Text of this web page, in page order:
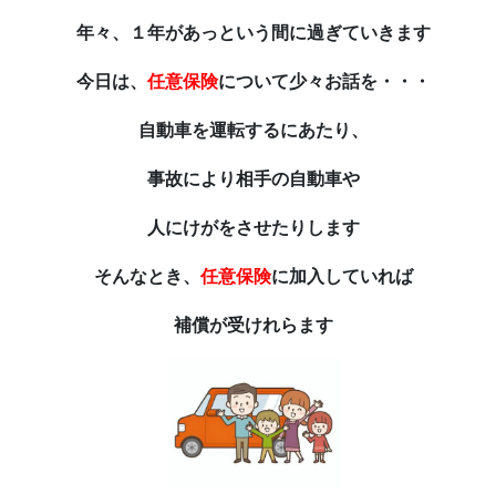
年々、１年があっという間に過ぎていきます
今日は、 任意保険について少々お話を・・・
自動車を運転するにあたり、
事故により相手の自動車や
人にけがをさせたりします
そんなとき、 任意保険に加入していれば
補償が受けれらます